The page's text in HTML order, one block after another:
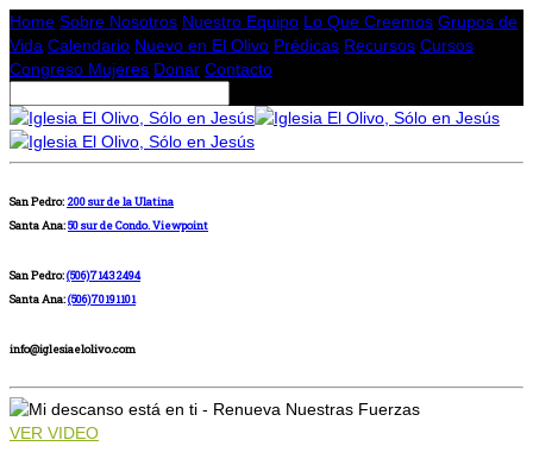
Home Sobre Nosotros Nuestro Equipo Lo Que Creemos Grupos de
Vida Calendario Nuevo en El Olivo Prédicas Recursos Cursos
Congreso Mujeres Donar Contacto
San Pedro: 200 sur de la Ulatina
Santa Ana:50 sur de Condo. Viewpoint
San Pedro:(506)71432494
Santa Ana:(506)70191101
info@iglesiaelolivo.com
VER VIDEO